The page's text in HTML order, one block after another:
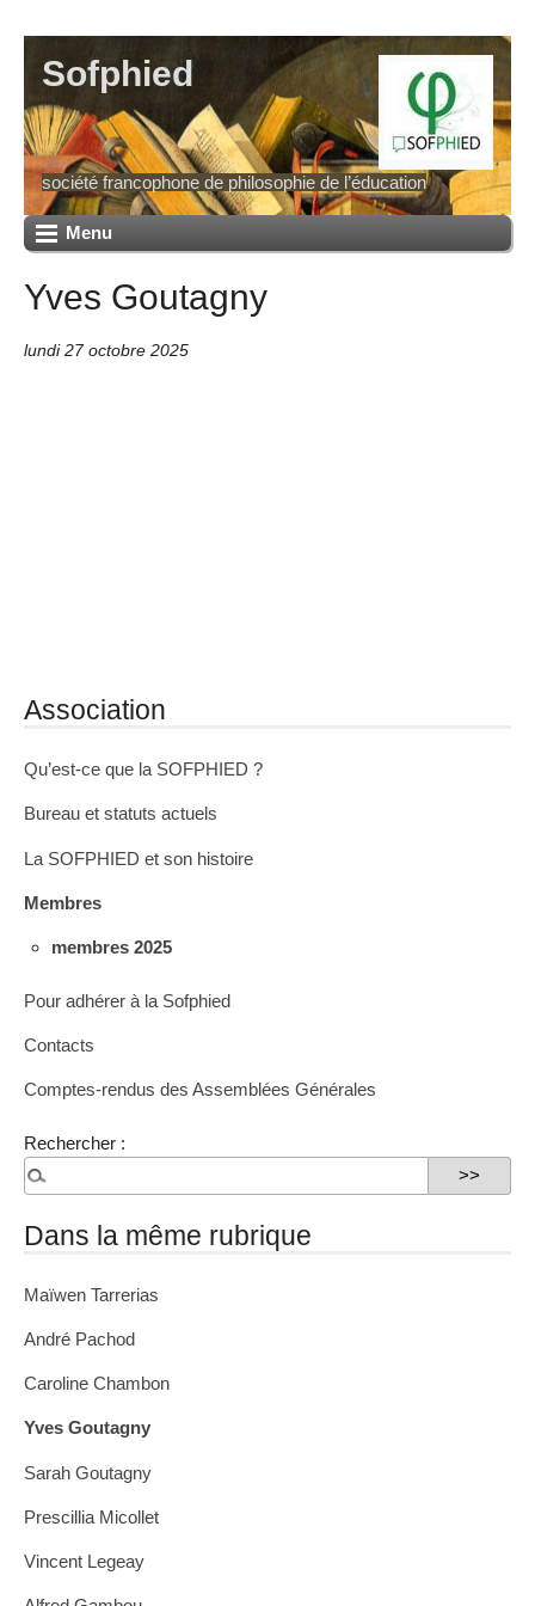
Sofphied
société francophone de philosophie de l’éducation
Menu
Yves Goutagny
lundi 27 octobre 2025
Association
Qu’est-ce que la SOFPHIED ?
Bureau et statuts actuels
La SOFPHIED et son histoire
Membres
membres 2025
Pour adhérer à la Sofphied
Contacts
Comptes-rendus des Assemblées Générales
Rechercher :
Dans la même rubrique
Maïwen Tarrerias
André Pachod
Caroline Chambon
Yves Goutagny
Sarah Goutagny
Prescillia Micollet
Vincent Legeay